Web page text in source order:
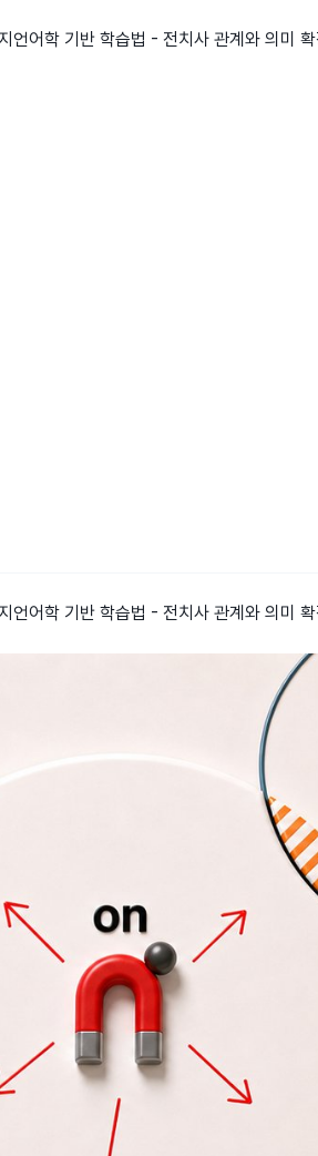
어학 기반 학습법 - 전치사 관계와 의미
어학 기반 학습법 - 전치사 관계와 의미